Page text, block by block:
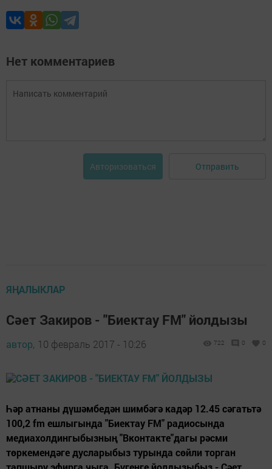
Нет комментариев
Авторизоваться Отправить
ЯҢАЛЫКЛАР
Сәет Закиров - "Биектау FM" йолдызы
автор, 10 февраль 2017 - 10:26 722 0 0
Һәр атнаны дүшәмбедән шимбәгә кадәр 12.45 сәгатьтә
100,2 fm ешлыгында "Биектау FM" радиосында
медиахолдингыбызның "Вконтакте"дагы рәсми
төркемендәге дусларыбыз турында сөйли торган